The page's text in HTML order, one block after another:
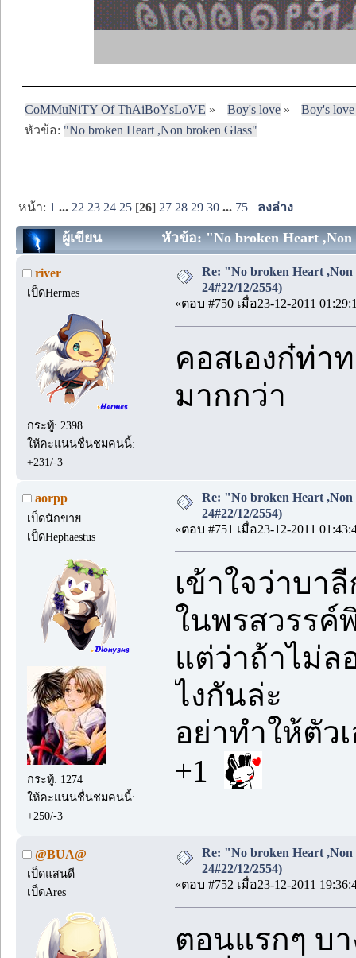
CoMMuNiTY Of ThAiBoYsLoVE » Boy's love»
Boy's
หัวข้อ: "No broken Heart ,Non broken Glass"
หน้า: 1 ... 22 23 24 25 [26] 27 28 29 30 ... 75 ลงล่าง
ผู้เขียน หัวข้อ: "No broken Heart ,Non
river
เป็ดHermes
กระทู้: 2398
ให้คะแนนชื่นชมคนนี้:
+231/-3
Re: "No broken Heart
24#22/12/2554)
«ตอบ #750 เมื่อ23-12-2011
คอสเองก๋ท่า
มากกว่า
aorpp
เป็ดนักขาย
เป็ดHephaestus
กระทู้: 1274
ให้คะแนนชื่นชมคนนี้:
+250/-3
Re: "No broken Heart
24#22/12/2554)
«ตอบ #751 เมื่อ23-12-2011
เข้าใจว่าบา
ในพรสวรรค์
แต่ว่าถ้าไม่ล
ไงกันล่ะ
อย่าทำให้ตัว
+1
@BUA@
เป็ดแสนดี
เป็ดAres
Re: "No broken Heart
24#22/12/2554)
«ตอบ #752 เมื่อ23-12-2011
ตอนแรกๆ บา